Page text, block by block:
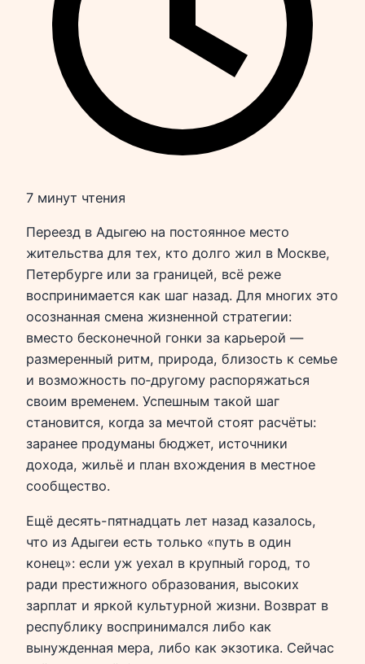
7 минут чтения
Переезд в Адыгею на постоянное место
жительства для тех, кто долго жил в Москве,
Петербурге или за границей, всё реже
воспринимается как шаг назад. Для многих это
осознанная смена жизненной стратегии:
вместо бесконечной гонки за карьерой —
размеренный ритм, природа, близость к семье
и возможность по‑другому распоряжаться
своим временем. Успешным такой шаг
становится, когда за мечтой стоят расчёты:
заранее продуманы бюджет, источники
дохода, жильё и план вхождения в местное
сообщество.
Ещё десять-пятнадцать лет назад казалось,
что из Адыгеи есть только «путь в один
конец»: если уж уехал в крупный город, то
ради престижного образования, высоких
зарплат и яркой культурной жизни. Возврат в
республику воспринимался либо как
вынужденная мера, либо как экзотика. Сейчас